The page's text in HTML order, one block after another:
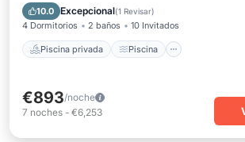
10.0 Excepcional(1 Revisar)
4 Dormitorios 2 baños 10 Invitados
Piscina privada Piscina
Vista al mar
€893/noche
7 noches - €6,253